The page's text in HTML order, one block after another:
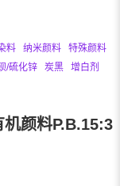
料 纳米颜料
特殊颜料
/硫化锌 炭黑
增白剂
颜料P.B.15:3